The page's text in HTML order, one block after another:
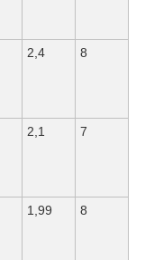
2,4 8
2,1 7
1,99 8